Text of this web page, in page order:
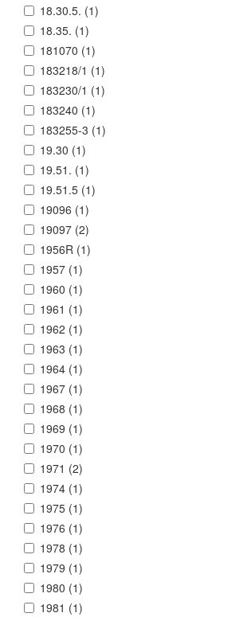
18.30.5. (1)
18.35. (1)
181070 (1)
183218/1 (1)
183230/1 (1)
183240 (1)
183255-3 (1)
19.30 (1)
19.51. (1)
19.51.5 (1)
19096 (1)
19097 (2)
1956R (1)
1957 (1)
1960 (1)
1961 (1)
1962 (1)
1963 (1)
1964 (1)
1967 (1)
1968 (1)
1969 (1)
1970 (1)
1971 (2)
1974 (1)
1975 (1)
1976 (1)
1978 (1)
1979 (1)
1980 (1)
1981 (1)